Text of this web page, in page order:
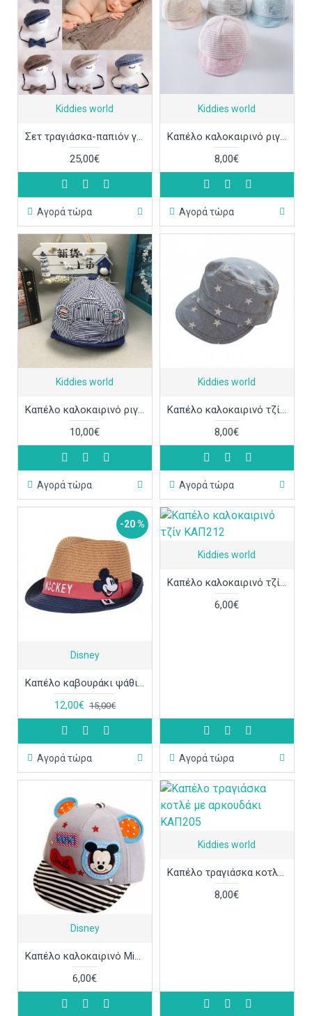
Kiddies world
Σετ τραγιάσκα-παπιόν για μωράκια ΚΑΠ235
25,00€
Αγορά τώρα
Kiddies world
Καπέλο καλοκαιρινό ριγέ μαλακό ΚΑΠ233
8,00€
Αγορά τώρα
Kiddies world
Καπέλο καλοκαιρινό ριγέ με μαϊμουδάκι ΚΑΠ226
10,00€
Αγορά τώρα
Kiddies world
Καπέλο καλοκαιρινό τζίν με αστεράκια ΚΑΠ214
8,00€
Αγορά τώρα
-20 %
Disney
Καπέλο καβουράκι ψάθινο Mickey Mouse κόκκινο ΚΑΠ213
12,00€ 15,00€
Αγορά τώρα
Kiddies world
Καπέλο καλοκαιρινό τζίν ΚΑΠ212
6,00€
Αγορά τώρα
Disney
Καπέλο καλοκαιρινό Mickey Mouse ΚΑΠ207
6,00€
Kiddies world
Καπέλο τραγιάσκα κοτλέ με αρκουδάκι ΚΑΠ205
8,00€